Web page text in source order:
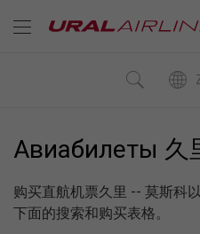
Авиабилеты 久
购买直航机票久里 -- 莫斯科
下面的搜索和购买表格。